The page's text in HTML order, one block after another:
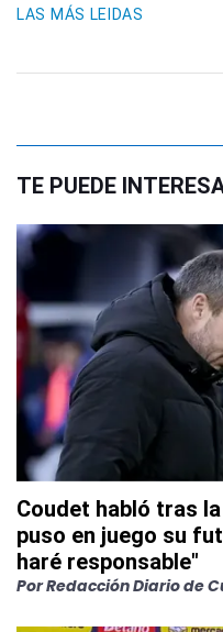
LAS MÁS LEIDAS
TE PUEDE
Coudet habló tras
puso en juego su
haré responsable"
PorRedacción Diario de